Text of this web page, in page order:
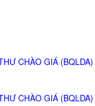
CHÀO GIÁ (BQLDA)
CHÀO GIÁ (BQLDA)